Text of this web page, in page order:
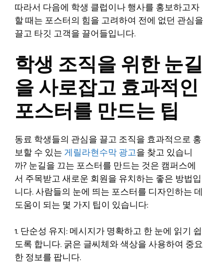
따라서 다음에 학생 클럽이나 행사를 홍보하고자
할 때는 포스터의 힘을 고려하여 전에 없던 관심을
끌고 타깃 고객을 끌어들입니다.
학생 조직을 위한 눈길
을 사로잡고 효과적인
포스터를 만드는 팁
동료 학생들의 관심을 끌고 조직을 효과적으로 홍
보할 수 있는 게릴라현수막 광고을 찾고 있습니
까? 눈길을 끄는 포스터를 만드는 것은 캠퍼스에
서 주목받고 새로운 회원을 유치하는 좋은 방법입
니다. 사람들의 눈에 띄는 포스터를 디자인하는 데
도움이 되는 몇 가지 팁이 있습니다:
1. 단순성 유지: 메시지가 명확하고 한 눈에 읽기 쉽
도록 합니다. 굵은 글씨체와 색상을 사용하여 중요
한 정보를 팝니다.